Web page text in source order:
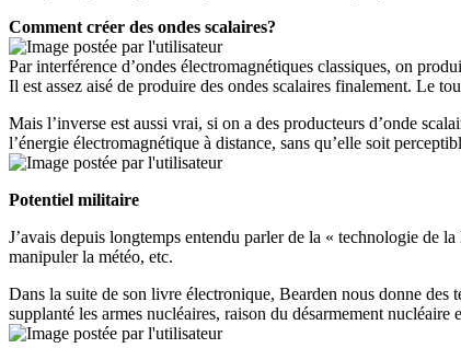
Comment créer des ondes scalaires?
Par interférence d’ondes électromagnétiques classiques, on
Il est assez aisé de produire des ondes scalaires finalement. Le
Mais l’inverse est aussi vrai, si on a des producteurs d’onde
l’énergie électromagnétique à distance, sans qu’elle soit
Potentiel militaire
J’avais depuis longtemps entendu parler de la « technologie de
manipuler la météo, etc.
Dans la suite de son livre électronique, Bearden nous donne des
supplanté les armes nucléaires, raison du désarmement